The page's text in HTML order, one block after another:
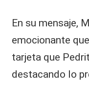
En su mensaje,
emocionante
tarjeta que
destacando lo